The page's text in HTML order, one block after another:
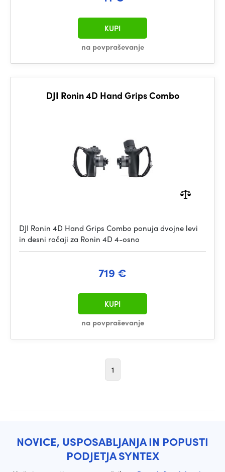
na povpraševanje
KUPI
DJI Ronin 4D Hand Grips Combo
DJI Ronin 4D Hand Grips Combo ponuja dvojne levi
in desni ročaji za Ronin 4D 4-osno
719 €
na povpraševanje
KUPI
1
NOVICE, USPOSABLJANJA IN POPUSTI
PODJETJA SYNTEX